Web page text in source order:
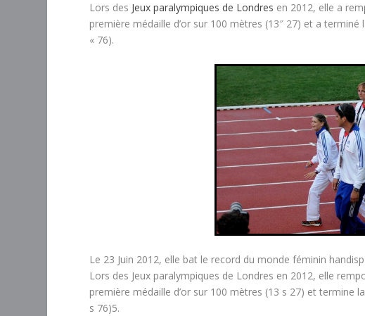
Lors des Jeux paralympiques de Londres en 2012, elle a
première médaille d’or sur 100 mètres (13″ 27) et a
« 76).
Le 23 Juin 2012, elle bat le record du monde féminin
Lors des Jeux paralympiques de Londres en 2012, elle
première médaille d’or sur 100 mètres (13 s 27) et termine
s 76)5.